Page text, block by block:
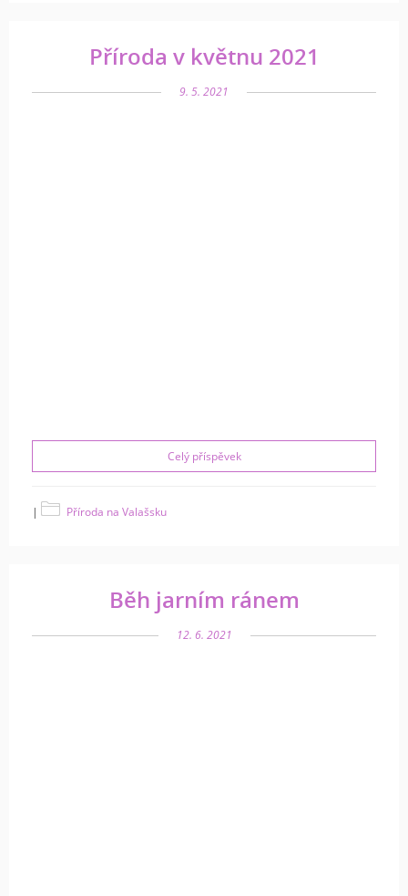
Příroda v květnu 2021
9. 5. 2021
Celý příspěvek
| Příroda na Valašsku
Běh jarním ránem
12. 6. 2021